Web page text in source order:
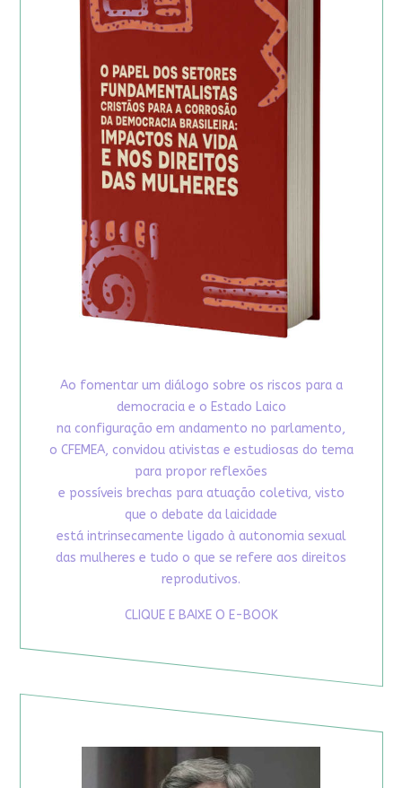
Ao fomentar um diálogo sobre os riscos para a
democracia e o Estado Laico
na configuração em andamento no parlamento,
o CFEMEA, convidou ativistas e estudiosas do tema
para propor reflexões
e possíveis brechas para atuação coletiva, visto
que o debate da laicidade
está intrinsecamente ligado à autonomia sexual
das mulheres e tudo o que se refere aos direitos
reprodutivos.
CLIQUE E BAIXE O E-BOOK